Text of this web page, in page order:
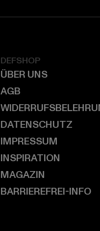
DEFSHOP
ÜBER UNS
AGB
DATENSCHUTZ
IMPRESSUM
INSPIRATION
MAGAZIN
BARRIEREFREI-INFO